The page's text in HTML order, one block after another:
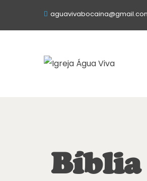
Bíblia